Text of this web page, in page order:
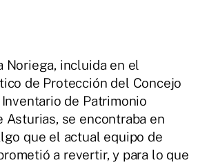
Noriega, incluida en el
de Protección del Concejo
de Patrimonio
se encontraba en
que el actual equipo de
a revertir, y para lo que